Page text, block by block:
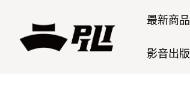
最新商品
影音出版